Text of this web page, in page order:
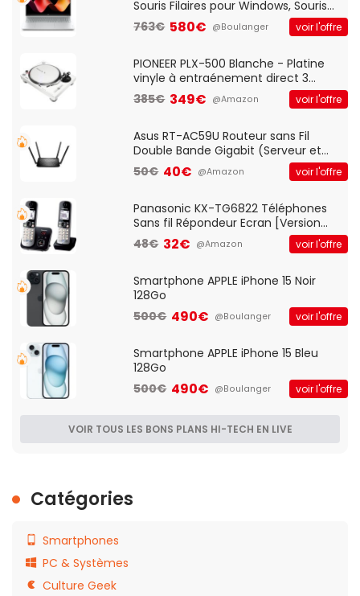
Souris Filaires pour Windows, Souris
Optique Filaire, Connexion USB Plug
And Play, Confortable, Taille
QWERTY UK - Noir
763€ 580€ @Boulanger voir l'offre
PIONEER PLX-500 Blanche - Platine
vinyle à entraénement direct 3
vitesses (33-45-78 trs/min) avec
pre-ampli intégré et port USB
385€ 349€ @Amazon voir l'offre
Asus RT-AC59U Routeur sans Fil
Double Bande Gigabit (Serveur et
Client VPN, Triple Vlan, Mode Point
d'accès et Bridge, contrôle Parental,
50€ 40€ @Amazon voir l'offre
Panasonic KX-TG6822 Téléphones
Sans fil Répondeur Ecran [Version
Française]
48€ 32€ @Amazon voir l'offre
Smartphone APPLE iPhone 15 Noir
128Go
500€ 490€ @Boulanger voir l'offre
Smartphone APPLE iPhone 15 Bleu
128Go
500€ 490€ @Boulanger voir l'offre
VOIR TOUS LES BONS PLANS HI-TECH EN LIVE
Catégories
Smartphones
PC & Systèmes
Culture Geek